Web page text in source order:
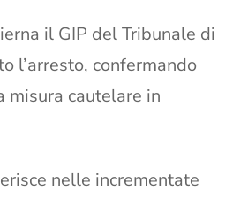
il GIP del Tribunale di
l’arresto, confermando
misura cautelare in
nelle incrementate